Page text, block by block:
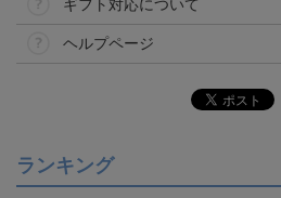
ギフト対応について
ヘルプページ
ランキング